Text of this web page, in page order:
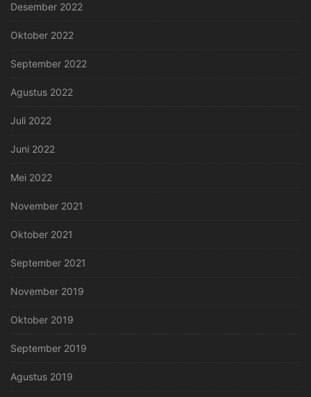
Desember 2022
Oktober 2022
September 2022
Agustus 2022
Juli 2022
Juni 2022
Mei 2022
November 2021
Oktober 2021
September 2021
November 2019
Oktober 2019
September 2019
Agustus 2019